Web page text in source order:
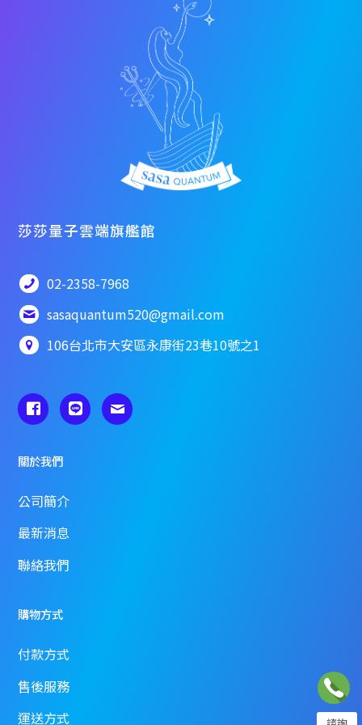
莎莎量子雲端旗艦館
02-2358-7968
sasaquantum520@gmail.com
106台北市大安區永康街23巷10號之1
關於我們
公司簡介
最新消息
聯絡我們
購物方式
付款方式
售後服務
運送方式